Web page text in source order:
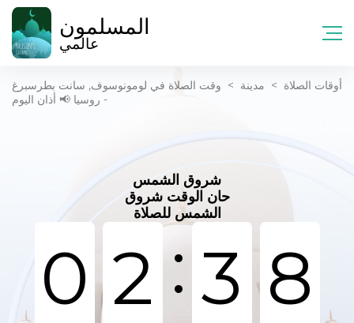
المسلمون
عالمي
أوقات الصلاة > مدينة > وقت الصلاة في لومونوسوف, سانت بطرسبرغ
- روسيا 📢 أذان اليوم
شروق الشمس
حان الوقت شروق
الشمس للصلاة
0 2 : 3 8